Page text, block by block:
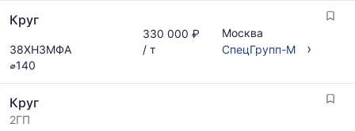
Круг
38ХН3МФА
⌀140
330 000 ₽
/ т
Москва
СпецГрупп-М
›
Круг
2ГП